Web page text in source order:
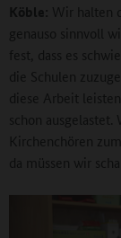
Köble: Wir halten
genauso sinnvoll
fest, dass es
die Schulen
diese Arbeit
schon
Kirchenchören
da müssen wir